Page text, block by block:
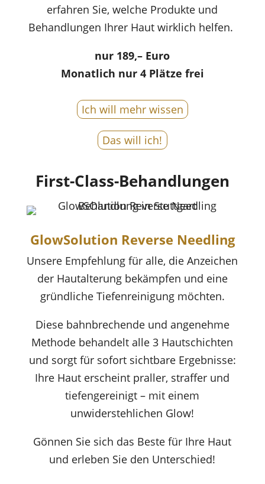
erfahren Sie, welche Produkte und
Behandlungen Ihrer Haut wirklich helfen.
nur 189,– Euro
Monatlich nur 4 Plätze frei
Ich will mehr wissen
Das will ich!
First-Class-Behandlungen
GlowSolution Reverse Needling
Unsere Empfehlung für alle, die Anzeichen
der Hautalterung bekämpfen und eine
gründliche Tiefenreinigung möchten.
Diese bahnbrechende und angenehme
Methode behandelt alle 3 Hautschichten
und sorgt für sofort sichtbare Ergebnisse:
Ihre Haut erscheint praller, straffer und
tiefengereinigt – mit einem
unwiderstehlichen Glow!
Gönnen Sie sich das Beste für Ihre Haut
und erleben Sie den Unterschied!